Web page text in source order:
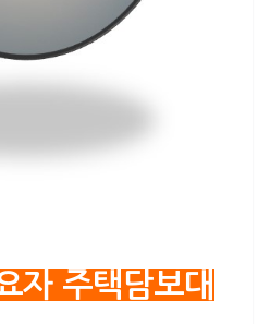
자 주택담보대